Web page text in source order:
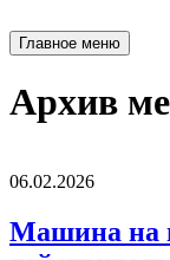
Главное меню
Архив
06.02.2026
Машина на